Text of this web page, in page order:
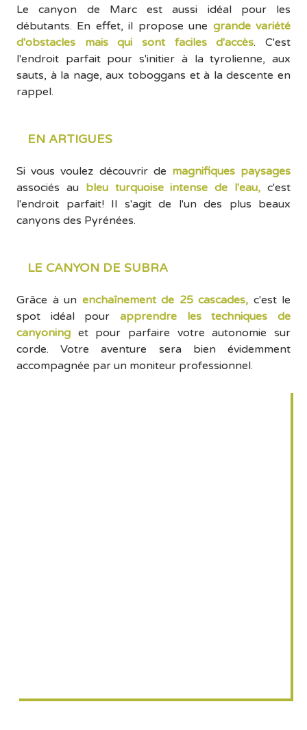
Le canyon de Marc est aussi idéal pour les
débutants. En effet, il propose une grande variété
d'obstacles mais qui sont faciles d'accès. C'est
l'endroit parfait pour s'initier à la tyrolienne, aux
sauts, à la nage, aux toboggans et à la descente en
rappel.
EN ARTIGUES
Si vous voulez découvrir de magnifiques paysages
associés au bleu turquoise intense de l'eau, c'est
l'endroit parfait! Il s'agit de l'un des plus beaux
canyons des Pyrénées.
LE CANYON DE SUBRA
Grâce à un enchaînement de 25 cascades, c'est le
spot idéal pour apprendre les techniques de
canyoning et pour parfaire votre autonomie sur
corde. Votre aventure sera bien évidemment
accompagnée par un moniteur professionnel.